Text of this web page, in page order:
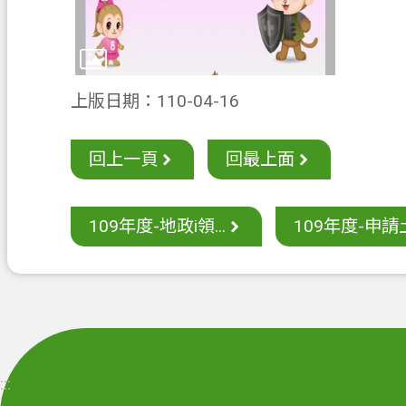
上版日期：110-04-16
回上一頁 回最上面
109年度-地政i領... 109年度-申請
:::